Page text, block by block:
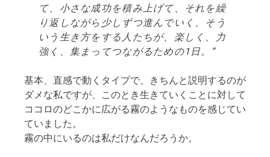
て、小さな成功を積み上げて、それを繰
り返しながら少しずつ進んでいく、そう
いう生き方をする人たちが、楽しく、力
強く、集まってつながるための1日。
基本、直感で動くタイプで、きちんと説明するのが
ダメな私ですが、このとき生きていくことに対して
ココロのどこかに広がる霧のようなものを感じてい
ていました。
霧の中にいるのは私だけなんだろうか。